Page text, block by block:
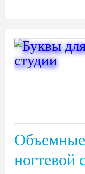
ногтевой